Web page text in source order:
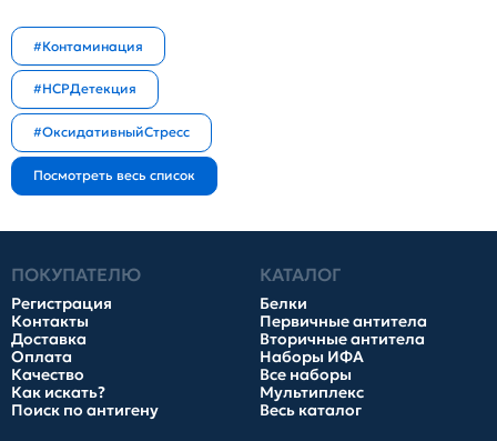
#Контаминация
#HCPДетекция
#ОксидативныйСтресс
ПОКУПАТЕЛЮ
Регистрация
Контакты
Доставка
Оплата
Качество
Как искать?
Поиск по антигену
КАТАЛОГ
Белки
Первичные антитела
Вторичные антитела
Наборы ИФА
Все наборы
Мультиплекс
Весь каталог